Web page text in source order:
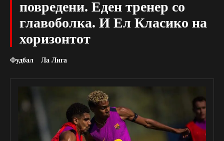
повредени. Еден тренер со
главоболка. И Ел Класико на
хоризонтот
Фудбал Ла Лига